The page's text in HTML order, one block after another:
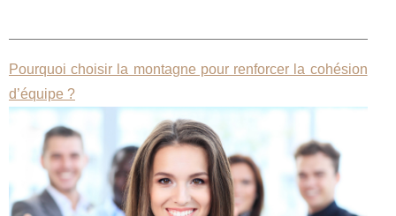
Pourquoi choisir la montagne pour renforcer la cohésion
d’équipe ?